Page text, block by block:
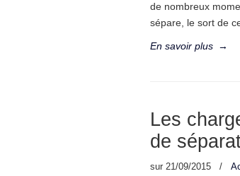
de nombreux
sépare, le sort de
En savoir plus →
Les
de
sur 21/09/2015 /